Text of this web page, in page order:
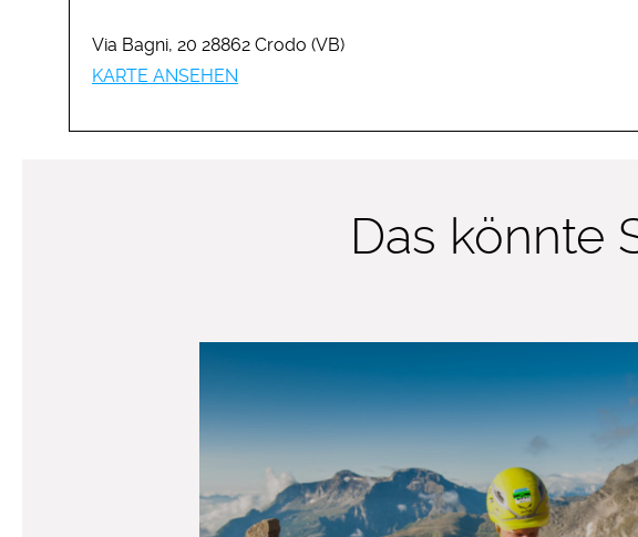
Via Bagni, 20 28862 Crodo (VB)
KARTE ANSEHEN
Das könnte